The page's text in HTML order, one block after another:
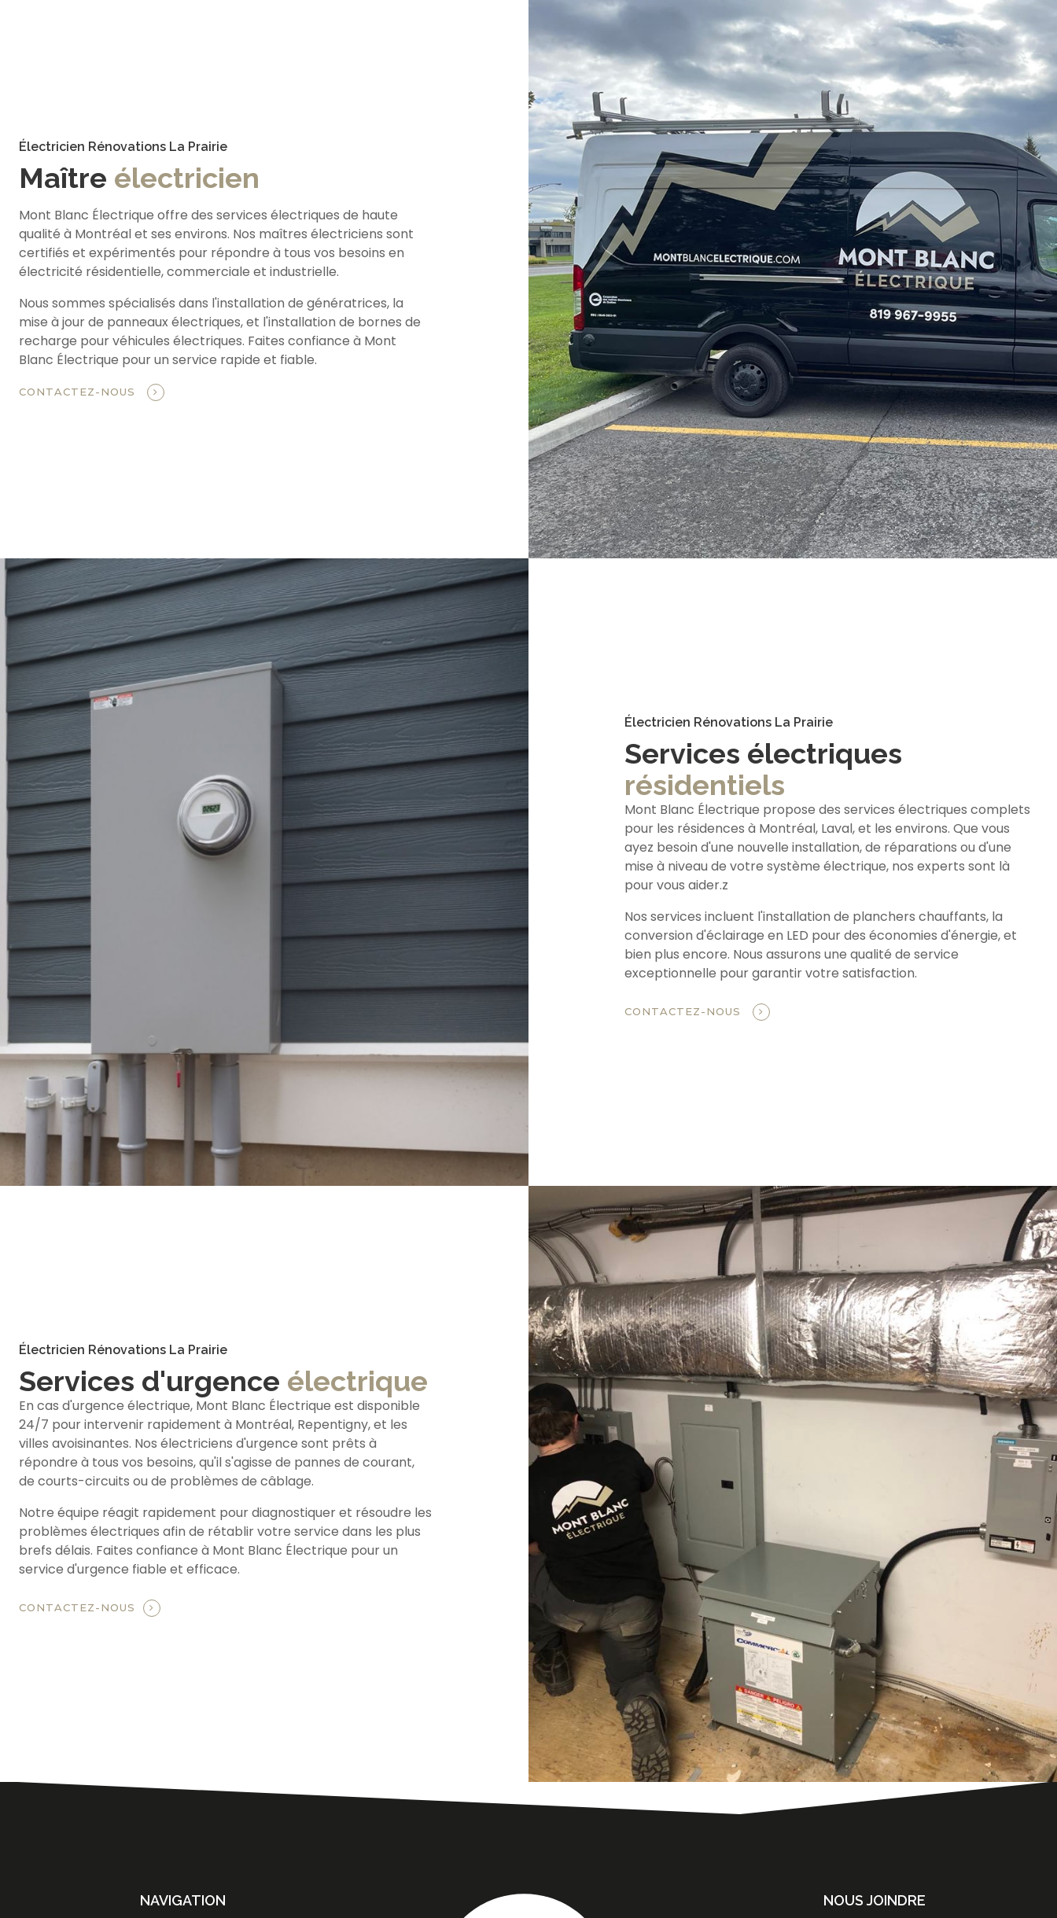
Électricien Rénovations La Prairie
Maître électricien
Mont Blanc Électrique offre des services électriques de haute
qualité à Montréal et ses environs. Nos maîtres électriciens sont
certifiés et expérimentés pour répondre à tous vos besoins en
électricité résidentielle, commerciale et industrielle.
Nous sommes spécialisés dans l'installation de génératrices, la
mise à jour de panneaux électriques, et l'installation de bornes de
recharge pour véhicules électriques. Faites confiance à Mont
Blanc Électrique pour un service rapide et fiable.
CONTACTEZ-NOUS
Électricien Rénovations La Prairie
Services électriques
résidentiels
Mont Blanc Électrique propose des services électriques complets
pour les résidences à Montréal, Laval, et les environs. Que vous
ayez besoin d'une nouvelle installation, de réparations ou d'une
mise à niveau de votre système électrique, nos experts sont là
pour vous aider.z
Nos services incluent l'installation de planchers chauffants, la
conversion d'éclairage en LED pour des économies d'énergie, et
bien plus encore. Nous assurons une qualité de service
exceptionnelle pour garantir votre satisfaction.
CONTACTEZ-NOUS
Électricien Rénovations La Prairie
Services d'urgence électrique
En cas d'urgence électrique, Mont Blanc Électrique est disponible
24/7 pour intervenir rapidement à Montréal, Repentigny, et les
villes avoisinantes. Nos électriciens d'urgence sont prêts à
répondre à tous vos besoins, qu'il s'agisse de pannes de courant,
de courts-circuits ou de problèmes de câblage.
Notre équipe réagit rapidement pour diagnostiquer et résoudre les
problèmes électriques afin de rétablir votre service dans les plus
brefs délais. Faites confiance à Mont Blanc Électrique pour un
service d'urgence fiable et efficace.
CONTACTEZ-NOUS
NAVIGATION NOUS JOINDRE